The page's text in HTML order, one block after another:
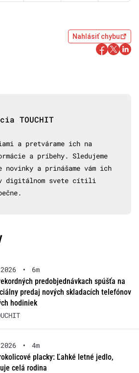
Nahlásiť chybu
TOUCHIT
a pretvárame ich na
a príbehy. Sledujeme
a prinášame vám ich
digitálnom svete cítili
•
6m
predobjednávkach spúšťa na
predaj nových skladacích telefónov
hodiniek
•
4m
placky: Ľahké letné jedlo,
celá rodina